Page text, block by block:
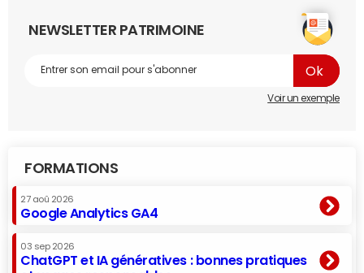
NEWSLETTER PATRIMOINE
Voir un exemple
FORMATIONS
27 aoû 2026
Google Analytics GA4
03 sep 2026
ChatGPT et IA génératives : bonnes pratiques